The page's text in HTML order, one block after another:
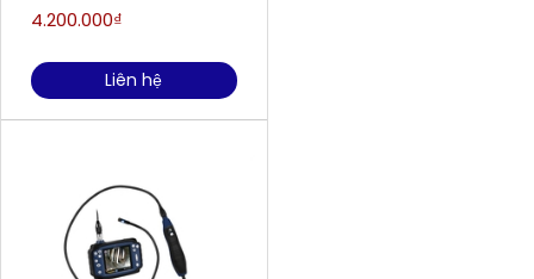
4.200.000₫
Liên hệ